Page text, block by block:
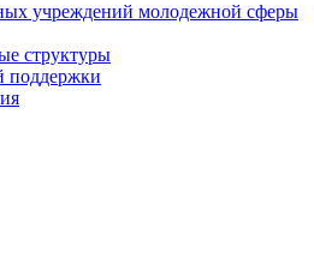
учреждений молодежной сферы
структуры
поддержки